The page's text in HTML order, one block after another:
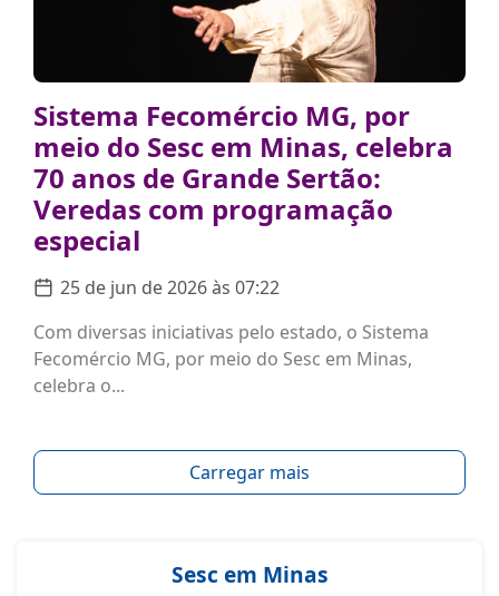
Sistema Fecomércio MG, por
meio do Sesc em Minas, celebra
70 anos de Grande Sertão:
Veredas com programação
especial
25 de jun de 2026 às 07:22
Com diversas iniciativas pelo estado, o Sistema
Fecomércio MG, por meio do Sesc em Minas,
celebra o...
Carregar mais
Sesc em Minas